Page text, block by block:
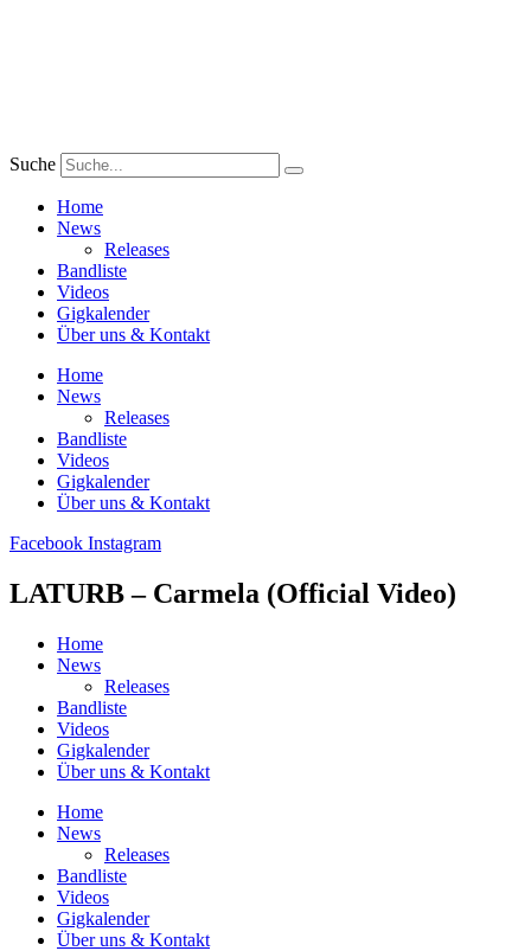
Suche
Home
News
Releases
Bandliste
Videos
Gigkalender
Über uns & Kontakt
Home
News
Releases
Bandliste
Videos
Gigkalender
Über uns & Kontakt
Facebook Instagram
LATURB – Carmela (Official Video)
Home
News
Releases
Bandliste
Videos
Gigkalender
Über uns & Kontakt
Home
News
Releases
Bandliste
Videos
Gigkalender
Über uns & Kontakt